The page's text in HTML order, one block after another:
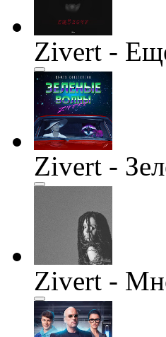
Zivert -
Zivert -
Zivert -